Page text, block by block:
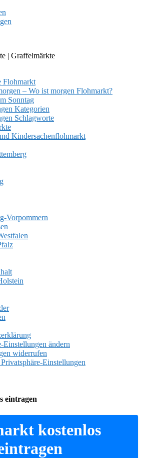
| Graffelmärkte
Flohmarkt
– Wo ist morgen Flohmarkt?
Sonntag
Kategorien
Schlagworte
Kindersachenflohmarkt
Vorpommern
Einstellungen ändern
widerrufen
Einstellungen
eintragen
kostenlos